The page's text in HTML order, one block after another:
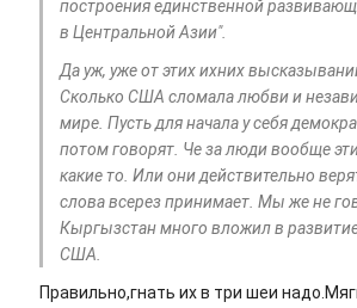
построения единственной
в Центральной Азии".
Да уж, уже от этих ихних
Сколько США сломала любви и
мире. Пусть для начала у себя
потом говорят. Че за люди вообще
какие то. Или они действительно
слова всерез принимает. Мы же не
Кыргызстан много вложил в
США.
Правильно,гнать их в три шеи